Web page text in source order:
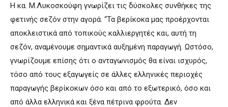
Η κα. Μ.Λυκοσκούφη γνωρίζει τις δύσκολες συνθήκες της
φετινής σεζόν στην αγορά. “Τα βερίκοκα μας προέρχονται
αποκλειστικά από τοπικούς καλλιεργητές και, αυτή τη
σεζόν, αναμένουμε σημαντικά αυξημένη παραγωγή. Ωστόσο,
γνωρίζουμε επίσης ότι ο ανταγωνισμός θα είναι ισχυρός,
τόσο από τους εξαγωγείς σε άλλες ελληνικές περιοχές
παραγωγής βερίκοκων όσο και από το εξωτερικό, όσο και
από άλλα ελληνικά και ξένα πέτρινα φρούτα. Δεν